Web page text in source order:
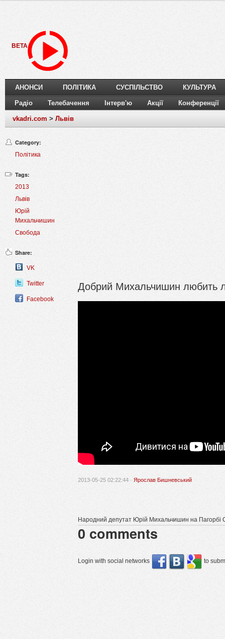
BETA
АНОНСИ ПОЛІТИКА СУСПІЛЬСТВО КУЛЬТУРА
Радіо Телебачення Інтерв'ю Акції Конференції
vkadri.com > Львів
Category:
Політика
Tags:
2013
Львів
Юрій
Михальчишин
Свобода
Share:
VK
Twitter
Facebook
Добрий Михальчишин любить
2013-05-25 02:22:44 · Ярослав Бишневський
Народний депутат Юрій Михальчишин на Пагорбі
0 comments
Login with social networks to